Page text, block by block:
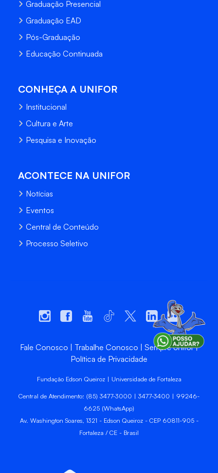
Graduação Presencial
Graduação EAD
Pós-Graduação
Educação Continuada
CONHEÇA A UNIFOR
Institucional
Cultura e Arte
Pesquisa e Inovação
ACONTECE NA UNIFOR
Notícias
Eventos
Central de Conteúdo
Processo Seletivo
Fale Conosco Trabalhe Conosco
Sempre Unifor
Política de Privacidade
Fundação Edson Queiroz | Universidade de Fortaleza
Central de Atendimento: (85) 3477-3000 | 3477-3400 | 99246-
6625 (WhatsApp)
Av. Washington Soares, 1321 - Edson Queiroz - CEP 60811-905 -
Fortaleza / CE - Brasil